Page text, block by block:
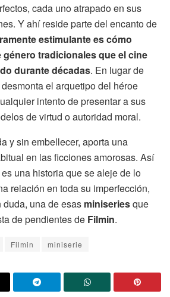
cada uno atrapado en sus
Y ahí reside parte del encanto de
estimulante es cómo
tradicionales que el cine
durante décadas. En lugar de
el arquetipo del héroe
intento de presentar a sus
de virtud o autoridad moral.
y sin embellecer, aporta una
en las ficciones amorosas. Así
una historia que se aleje de lo
relación en toda su imperfección,
duda, una de esas miniseriesque
de pendientes de Filmin.
Filmin miniserie